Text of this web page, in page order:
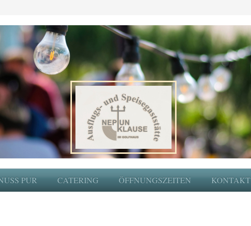
PUR CATERING ÖFFNUNGSZEITEN KONTAKT